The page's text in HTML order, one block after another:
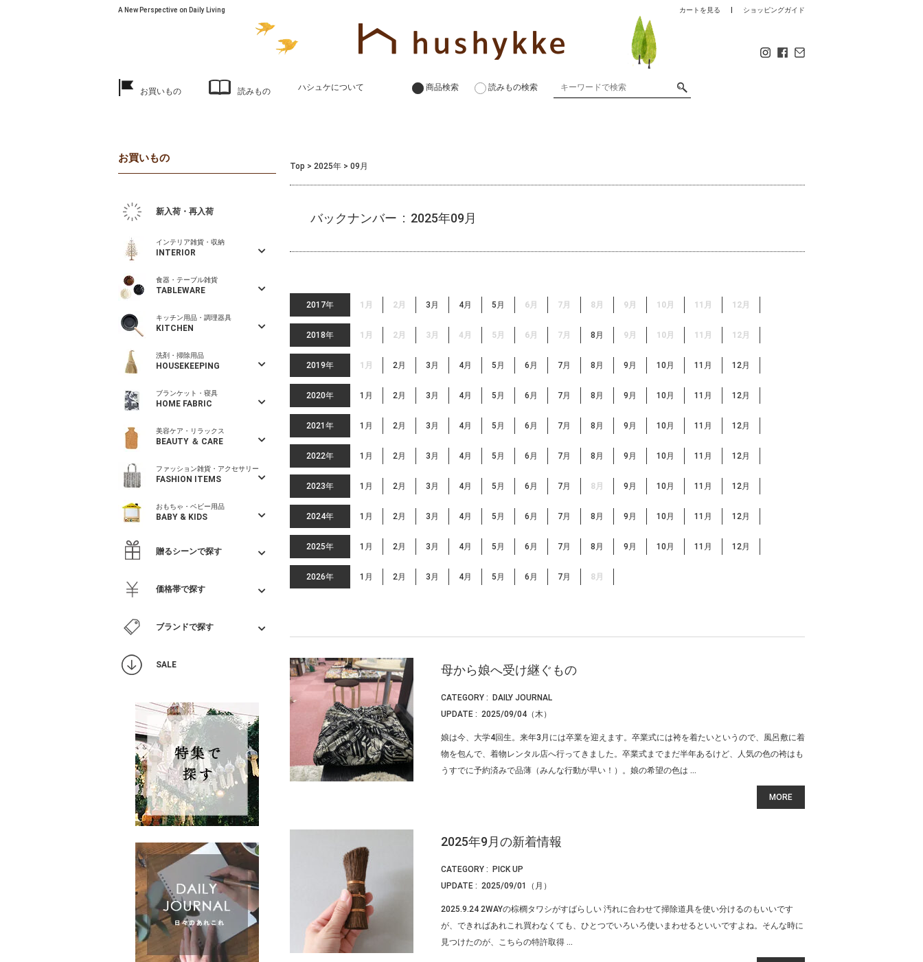
A New Perspective on Daily Living カートを見る ショッピングガイド
お買いもの 読みもの ハシュケについて 商品検索 読みもの検索
Top > 2025年 > 09月
バックナンバー : 2025年09月
2017年 1月 2月 3月 4月 5月 6月 7月 8月 9月 10月 11月 12月
2018年 1月 2月 3月 4月 5月 6月 7月 8月 9月 10月 11月 12月
2019年 1月 2月 3月 4月 5月 6月 7月 8月 9月 10月 11月 12月
2020年 1月 2月 3月 4月 5月 6月 7月 8月 9月 10月 11月 12月
2021年 1月 2月 3月 4月 5月 6月 7月 8月 9月 10月 11月 12月
2022年 1月 2月 3月 4月 5月 6月 7月 8月 9月 10月 11月 12月
2023年 1月 2月 3月 4月 5月 6月 7月 8月 9月 10月 11月 12月
2024年 1月 2月 3月 4月 5月 6月 7月 8月 9月 10月 11月 12月
2025年 1月 2月 3月 4月 5月 6月 7月 8月 9月 10月 11月 12月
2026年 1月 2月 3月 4月 5月 6月 7月 8月
母から娘へ受け継ぐもの
CATEGORY :
DAILY JOURNAL
UPDATE : 2025/09/04（木）
娘は今、大学4回生。来年3月には卒業を迎えます。卒業式には袴を着たいというので、風呂敷に着
物を包んで、着物レンタル店へ行ってきました。卒業式までまだ半年あるけど、人気の色の袴はも
うすでに予約済みで品薄（みんな行動が早い！）。娘の希望の色は ...
MORE
2025年9月の新着情報
CATEGORY :
PICK UP
UPDATE : 2025/09/01（月）
2025.9.24 2WAYの棕櫚タワシがすばらしい 汚れに合わせて掃除道具を使い分けるのもいいです
が、できればあれこれ買わなくても、ひとつでいろいろ使いまわせるといいですよね。そんな時に
見つけたのが、こちらの特許取得 ...
お買いもの
新入荷・再入荷
インテリア雑貨・収納
INTERIOR
食器・テーブル雑貨
TABLEWARE
キッチン用品・調理器具
KITCHEN
洗剤・掃除用品
HOUSEKEEPING
ブランケット・寝具
HOME FABRIC
美容ケア・リラックス
BEAUTY ＆ CARE
ファッション雑貨・アクセサリー
FASHION ITEMS
おもちゃ・ベビー用品
BABY & KIDS
贈るシーンで探す
価格帯で探す
ブランドで探す
SALE